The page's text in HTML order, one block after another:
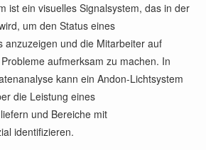
ist ein visuelles Signalsystem, das in der
um den Status eines
anzuzeigen und die Mitarbeiter auf
aufmerksam zu machen. In
kann ein Andon-Lichtsystem
die Leistung eines
und Bereiche mit
identifizieren.